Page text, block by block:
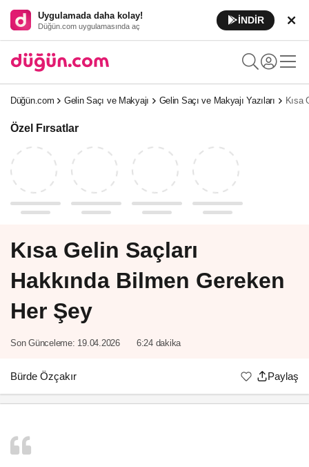
Uygulamada daha kolay!
Düğün.com uygulamasında aç
İNDİR
Düğün.com Gelin Saçı ve Makyajı Gelin Saçı ve Makyajı Yazıları Kısa
Özel Fırsatlar
Kısa Gelin Saçları
Hakkında Bilmen Gereken
Her Şey
Son Günceleme: 19.04.2026 6:24 dakika
Bürde Özçakır Paylaş